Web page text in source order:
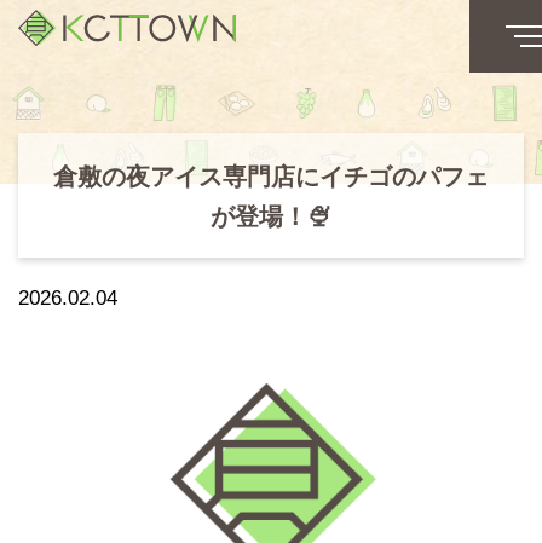
倉敷の夜アイス専門店にイチゴのパフェ
が登場！🍨
2026.02.04